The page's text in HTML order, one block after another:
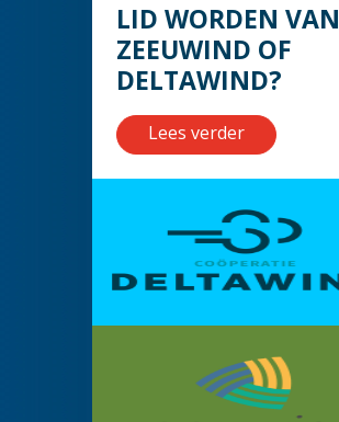
LID WORDEN VAN
ZEEUWIND OF
DELTAWIND?
Lees verder